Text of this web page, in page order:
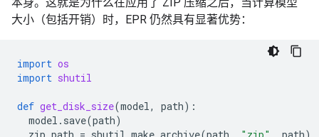
大小（包括开销）时，EPR 仍然具有显著优势：
import os
import shutil
def get_disk_size(model, path):
model . save(path)